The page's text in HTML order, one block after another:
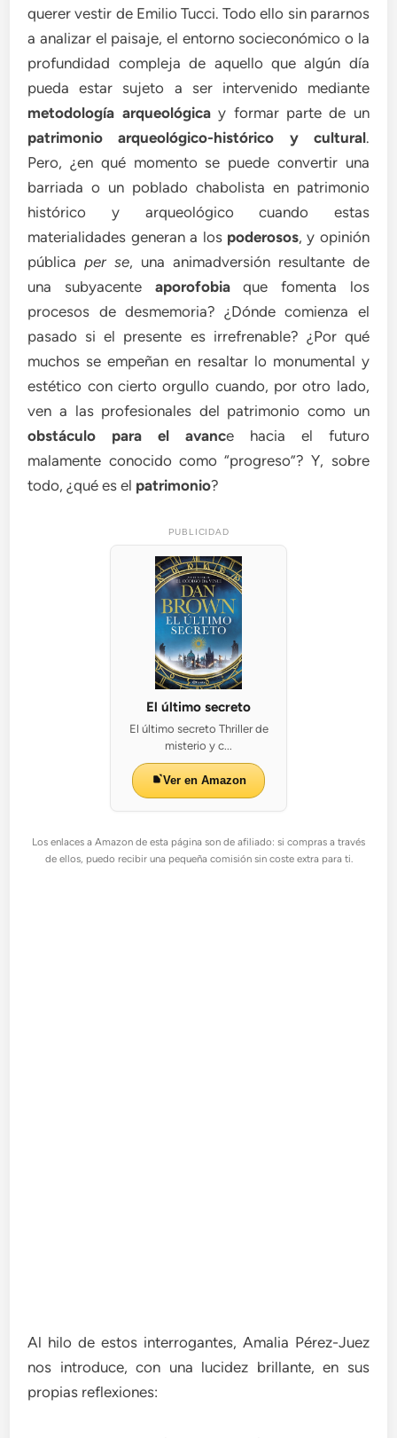
querer vestir de Emilio Tucci. Todo ello sin pararnos
a analizar el paisaje, el entorno socieconómico o la
profundidad compleja de aquello que algún día
pueda estar sujeto a ser intervenido mediante
metodología arqueológicay formar parte de un
patrimonio arqueológico-histórico y cultural.
Pero, ¿en qué momento se puede convertir una
barriada o un poblado chabolista en patrimonio
histórico y arqueológico cuando estas
materialidades generan a los poderosos, y opinión
públicaper se, una animadversión resultante de
una subyacente aporofobiaque fomenta los
procesos de desmemoria? ¿Dónde comienza el
pasado si el presente es irrefrenable? ¿Por qué
muchos se empeñan en resaltar lo monumental y
estético con cierto orgullo cuando, por otro lado,
ven a las profesionales del patrimonio como un
obstáculo para el avance hacia el futuro
malamente conocido como “progreso”? Y, sobre
todo, ¿qué es el patrimonio?
PUBLICIDAD
El último secreto
El último secreto Thriller de
misterio y c...
Ver en Amazon
Los enlaces a Amazon de esta página son de afiliado: si compras a través
de ellos, puedo recibir una pequeña comisión sin coste extra para ti.
Al hilo de estos interrogantes, Amalia Pérez-Juez
nos introduce, con una lucidez brillante, en sus
propias reflexiones: